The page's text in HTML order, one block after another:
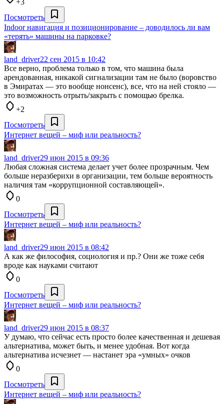
+3
Посмотреть
Indoor навигация и позиционирование – доводилось ли вам
«терять» машины на парковке?
land_driver22 сен 2015 в 10:42
Все верно, проблема только в том, что машина была
арендованная, никакой сигнализации там не было (воровство
в Эмиратах — это вообще нонсенс), все, что на ней стояло —
это возможность отрыть/закрыть с помощью брелка.
+2
Посмотреть
Интернет вещей – миф или реальность?
land_driver29 июн 2015 в 09:36
Любая сложная система делает учет более прозрачным. Чем
больше неразберихи в организации, тем больше вероятность
наличия там «коррупционной составляющей».
0
Посмотреть
Интернет вещей – миф или реальность?
land_driver29 июн 2015 в 08:42
А как же философия, социология и пр.? Они же тоже себя
вроде как науками считают
0
Посмотреть
Интернет вещей – миф или реальность?
land_driver29 июн 2015 в 08:37
У думаю, что сейчас есть просто более качественная и дешевая
альтернатива, может быть, и менее удобная. Вот когда
альтернатива исчезнет — настанет эра «умных» очков
0
Посмотреть
Интернет вещей – миф или реальность?